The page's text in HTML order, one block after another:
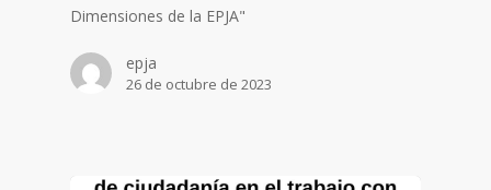
Dimensiones de la EPJA"
epja
26 de octubre de 2023